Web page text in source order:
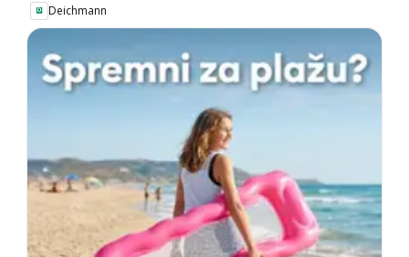
Deichmann